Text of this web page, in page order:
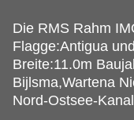
Die RMS Rahm
Flagge:Antigua
Breite:11.0m
Bijlsma,Wartena
Nord-Ostsee-